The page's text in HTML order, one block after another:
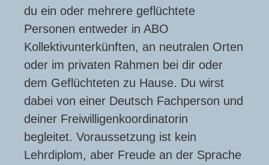
du ein oder mehrere geflüchtete
Personen entweder in ABO
Kollektivunterkünften, an neutralen Orten
oder im privaten Rahmen bei dir oder
dem Geflüchteten zu Hause. Du wirst
dabei von einer Deutsch Fachperson und
deiner Freiwilligenkoordinatorin
begleitet. Voraussetzung ist kein
Lehrdiplom, aber Freude an der Sprache